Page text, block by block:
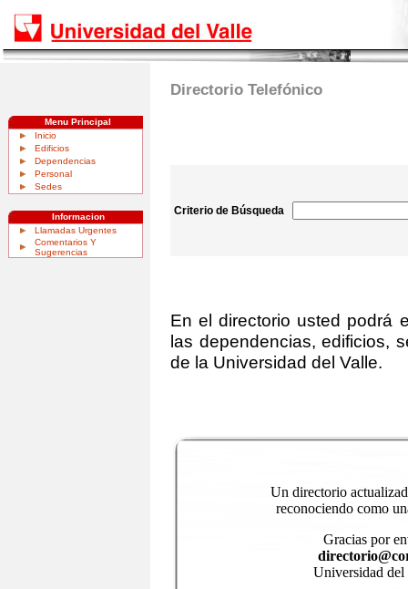
Directorio Telefónico
Menu Principal
Inicio
Edificios
Dependencias
Personal
Sedes
Informacion
Llamadas Urgentes
Comentarios Y
Sugerencias
Criterio de Búsqueda
En el directorio usted podrá
las dependencias, edificios,
de la Universidad del Valle.
Un directorio
reconociendo como
Gracias por
Universidad